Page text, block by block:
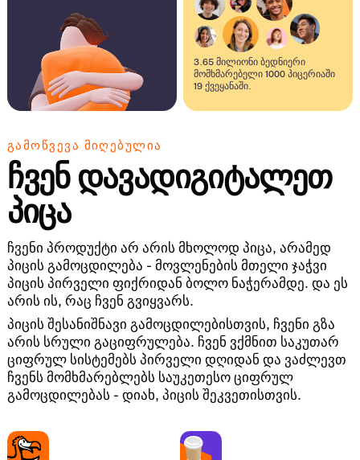
3.65 მილიონი ბედნიერი
მომხმარებელი 1000 პიცერიაში
19 ქვეყანაში.
ᲒᲐᲛᲝᲬᲕᲔᲕᲐ ᲛᲘᲦᲔᲑᲣᲚᲘᲐ
ჩვენ დავადიგიტალეთ
პიცა
ჩვენი პროდუქტი არ არის მხოლოდ პიცა, არამედ
პიცის გამოცდილება - მოვლენების მთელი ჯაჭვი
პიცის პირველი ფიქრიდან ბოლო ნაჭერამდე. და ეს
არის ის, რაც ჩვენ გვიყვარს.
პიცის შესანიშნავი გამოცდილებისთვის, ჩვენი გზა
არის სრული გაციფრულება. ჩვენ ვქმნით საკუთარ
ციფრულ სისტემებს პირველი დღიდან და ვაძლევთ
ჩვენს მომხმარებლებს საუკეთესო ციფრულ
გამოცდილებას - დიახ, პიცის შეკვეთისთვის.